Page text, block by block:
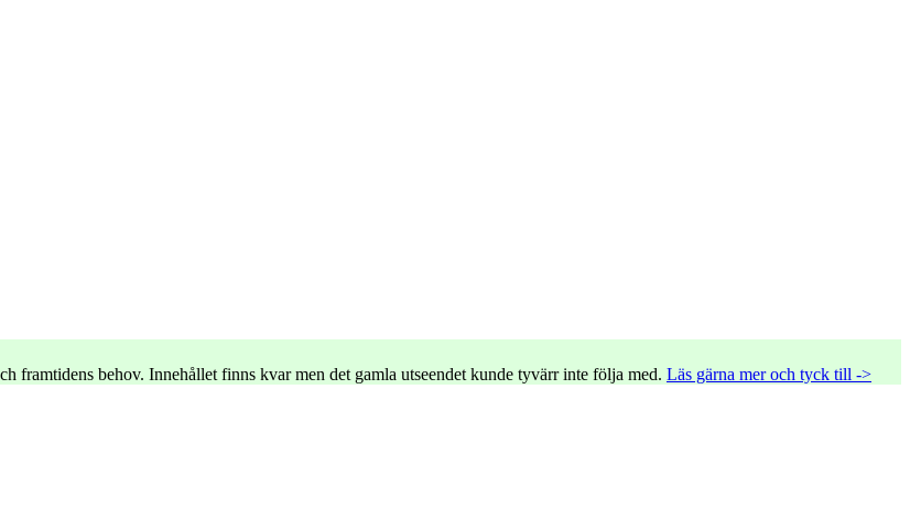
framtidens behov. Innehållet finns kvar men det gamla utseendet kunde tyvärr inte följa med. Läs gärna mer och tyck till ->